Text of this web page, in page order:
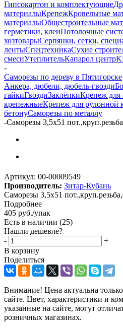
Гипсокартон и комплектующие
материалыКрепежКровельные
материалыОбщестроительные
герметики, клеиПотолочные
хозтоварыСерпянки, сетки,
лентыСпецтехникаСухие
смесиУтеплительКапарол центр
-
Саморезы по дереву в Пятигорске
Анкера, дюбели, дюбель-гвозди
гайкиГвоздиЗаклёпкиКрепеж для
крепежныеКрепеж для рулонной
бетонуСаморезы по металлу
-Саморезы 3,5х51
Артикул: 00-00009549
Производитель: Зитар-Кубань
Саморезы 3,5х51
Подробнее
405 руб./упак
Есть в наличии (25)
Нашли дешевле?
-
+
В корзину
Поделиться
Внимание! Цена актуальна
сайте. Цвет, характеристики и
указанные на сайте, могут
розничных магазинах.